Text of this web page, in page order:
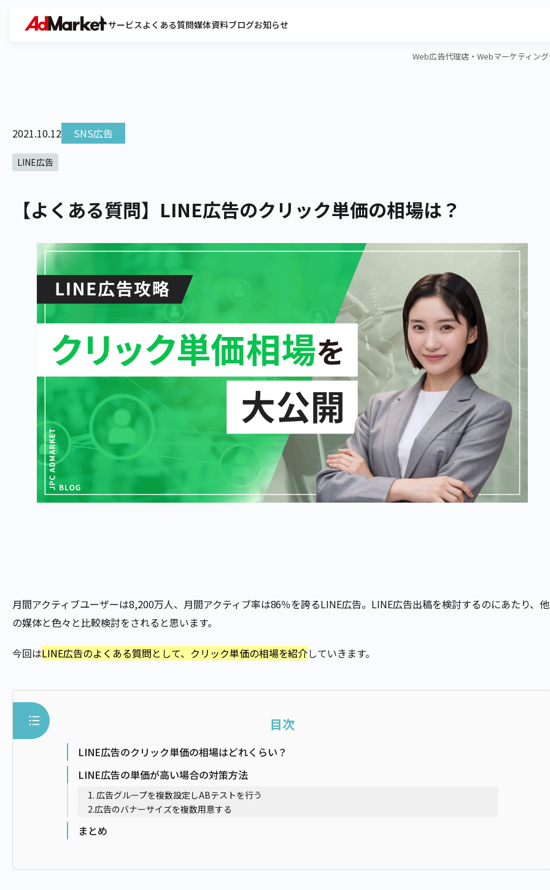
サービスよくある質問媒体資料ブログお知らせ
Web広告代理店・Webマーケティン
2021.10.12 SNS広告
LINE広告
【よくある質問】LINE広告のクリック単価の相場は？
月間アクティブユーザーは8,200万人、月間アクティブ率は86％を誇るLINE広告。LINE広告出稿を検討するのにあたり、他
の媒体と色々と比較検討をされると思います。
今回はLINE広告のよくある質問として、クリック単価の相場を紹介していきます。
目次
LINE広告のクリック単価の相場はどれくらい？
LINE広告の単価が高い場合の対策方法
1. 広告グループを複数設定しABテストを行う
2.広告のバナーサイズを複数用意する
まとめ